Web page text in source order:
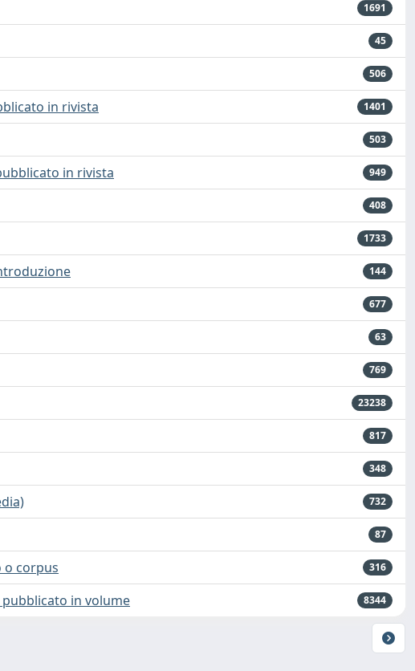
1691
45
506
in rivista 1401
503
in rivista 949
408
1733
144
677
63
769
23238
817
348
732
87
o corpus 316
in volume 8344